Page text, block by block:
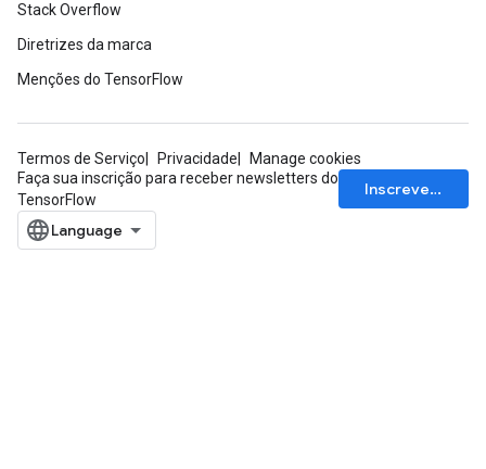
Stack Overflow
Diretrizes da marca
Menções do TensorFlow
Termos de Serviço Privacidade
Manage cookies
Faça sua inscrição para receber newsletters do
TensorFlow
Inscrever-se